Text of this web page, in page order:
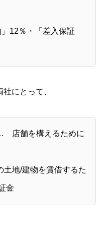
12％・「差入保証
にとって、
店舗を構えるために
地/建物を賃借するた
金